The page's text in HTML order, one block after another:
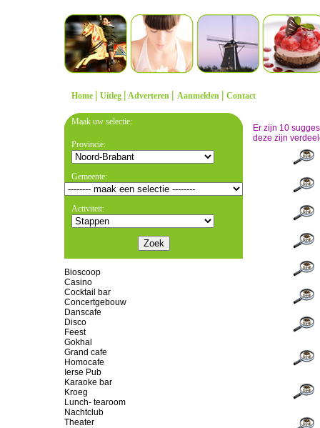
Home | Uitleg | Adverteren | Aanmelden | Contact
Maak uw selectie:
Provincie:
Gemeente:
Activiteit:
Bioscoop
Casino
Cocktail bar
Concertgebouw
Danscafe
Disco
Feest
Gokhal
Grand cafe
Homocafe
Ierse Pub
Karaoke bar
Kroeg
Lunch- tearoom
Nachtclub
Theater
Er zijn 10
deze zijn